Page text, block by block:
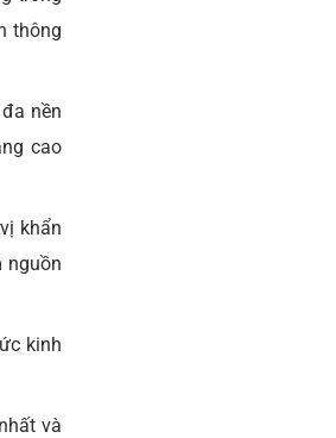
thông
nền
cao
khẩn
nguồn
kinh
và